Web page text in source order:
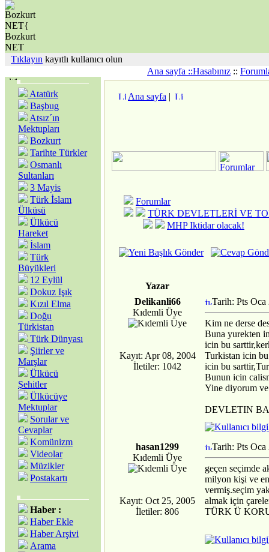
Tıklayın kayıtlı kullanıcı olun
Ana sayfa ::Hasabınız ::
Atatürk
Başbug
Atsız´ın
Mektupları
Bozkurt
Tarihte Türkler
Osmanlı
Sultanları
3 Mayis
Türk İslam
Ülküsü
Ülkücü
Hareket
İslam
Türk
Büyükleri
12 Eylül
Dokuz Işık
Kızıl Elma
Doğu
Türkistan
Türk Dünyası
Şiirler ve
Marşlar
Ülkücü
Şehitler
Ülkücüye
Mektuplar
Sorular ve
Cevaplar
Komünizm
Videolar
Müzikler
Postakartı
Haber :
Haber Ekle
Haber Arşivi
Arama
Ana sayfa |
Forumlar
TÜRK DEVLETLERİ VE
MHP Iktidar olacak!
Yazar
Delikanli66
Kıdemli Üye
Kayıt: Apr 08, 2004
İletiler: 1042
Tarih: Pts
Kim ne derse
Buna yurekten
icin bu
Turkistan icin
icin bu
Bunun icin
Yine diyorum
DEVLETIN
hasan1299
Kıdemli Üye
Kayıt: Oct 25, 2005
İletiler: 806
Tarih: Pts
geçen seçimde
milyon kişi ve
vermiş.seçim
almak için
TÜRK Ü